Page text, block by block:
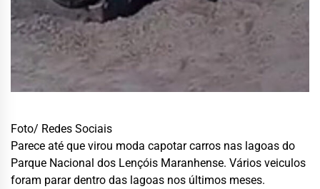
Foto/ Redes Sociais
Parece até que virou moda capotar carros nas lagoas do
Parque Nacional dos Lençóis Maranhense. Vários veiculos
foram parar dentro das lagoas nos últimos meses.